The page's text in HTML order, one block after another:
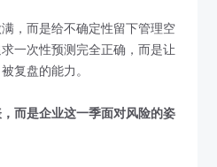
，而是给不确定性留下管理空
一次性预测完全正确，而是让
复盘的能力。
而是企业这一季面对风险的姿